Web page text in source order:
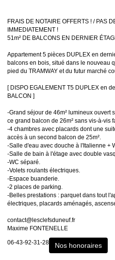
FRAIS DE NOTAIRE OFFERTS ! / PAS
IMMEDIATEMENT !
51m² DE BALCONS EN DERNIER
Appartement 5 pièces DUPLEX en
balcons en bois, situé dans le nouveau
pied du TRAMWAY et du futur marché
[ DISPO EGALEMENT T5 DUPLEX en
BALCON ]
-Grand séjour de 46m² lumineux ouvert
ce grand balcon de 26m² sans vis-à-vis
-4 chambres avec placards dont une
accès à un second balcon de 25m².
-Salle d'eau avec douche à l'Italienne +
-Salle de bain à l'étage avec double
-WC séparé.
-Volets roulants électriques.
-Espace buanderie.
-2 places de parking.
-Belles prestations : parquet dans tout
électriques, placards aménagés,
contact@lesclefsduneuf.fr
Maxime FONTENELLE
06-43-92-31-28 Nos honoraires